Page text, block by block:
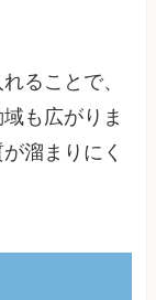
ることで、
も広がりま
溜まりにく